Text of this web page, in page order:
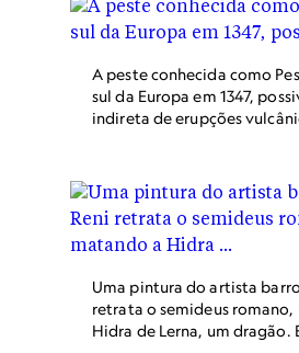
A peste conhecida como
sul da Europa em 1347,
indireta de erupções
enterro das vítimas da peste
em 1353.
Uma pintura do artista
retrata o semideus romano, Hércules, matando a
Hidra de Lerna, um dragão.